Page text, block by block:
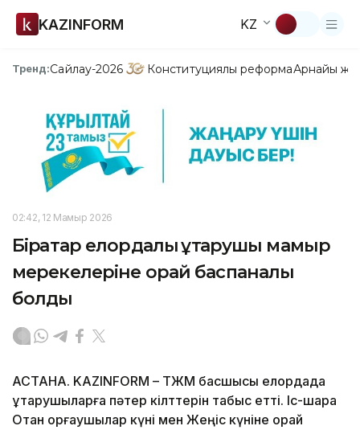
KAZINFORM KZ
Тренд:Сайлау-2026 Конституциялық реформаАрнайы
02:42, 12 Мамыр 2026
Бірқатар елордалық құтқарушы мамыр
мерекелеріне орай баспаналы
болды
АСТАНА. KAZINFORM – ТЖМ басшысы елордада
құтқарушыларға пәтер кілттерін табыс етті. Іс-шара
Отан қорғаушылар күні мен Жеңіс күніне орай